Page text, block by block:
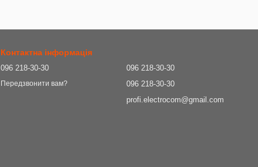
Контактна інформація
096 218-30-30
Передзвонити вам?
096 218-30-30
096 218-30-30
profi.electrocom@gmail.com